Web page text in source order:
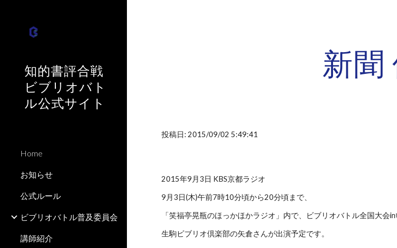
知的書評合戦
ビブリオバト
ル公式サイト
Home
お知らせ
公式ルール
ビブリオバトル普及委員会
講師紹介
新聞
投稿日: 2015/09/02 5:49:41
2015年9月3日 KBS京都ラジオ
9月3日(木)午前7時10分頃から20分頃まで、
「笑福亭晃瓶のほっかほかラジオ」内で、ビブリオバトル全国大会
生駒ビブリオ倶楽部の矢倉さんが出演予定です。